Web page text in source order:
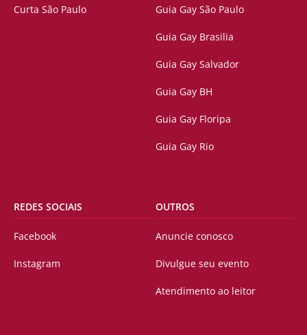
Curta São Paulo Guia Gay São Paulo
Guia Gay Brasilia
Guia Gay Salvador
Guia Gay BH
Guia Gay Floripa
Guia Gay Rio
REDES SOCIAIS
Facebook
Instagram
OUTROS
Anuncie conosco
Divulgue seu evento
Atendimento ao leitor